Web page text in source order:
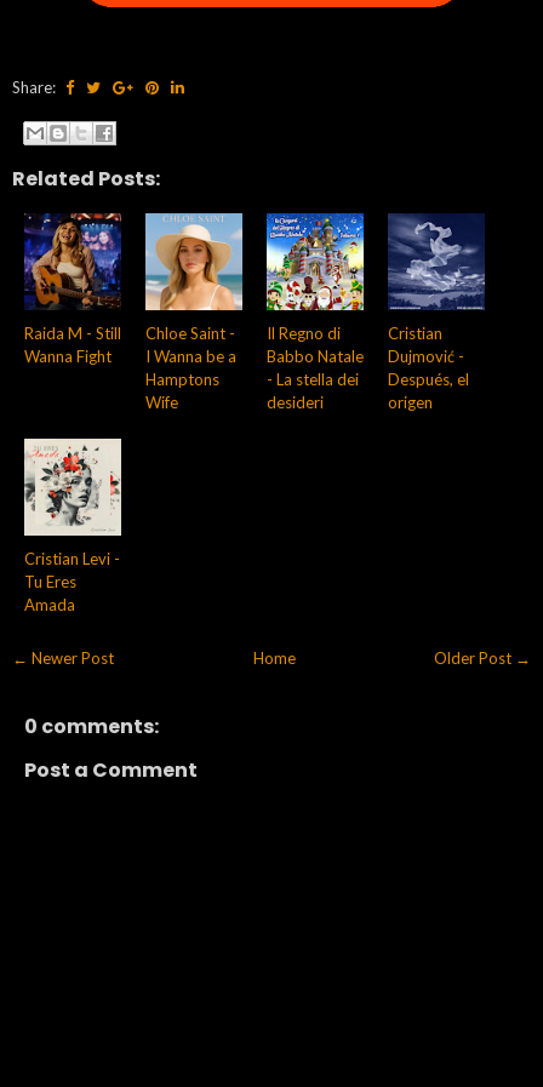
Share:
Related Posts:
Raida M - Still
Wanna Fight
Chloe Saint -
I Wanna be a
Hamptons
Wife
Il Regno di
Babbo Natale
- La stella dei
desideri
Cristian
Dujmović -
Después, el
origen
Cristian Levi -
Tu Eres
Amada
← Newer Post Older Post →
Home
0 comments:
Post a Comment